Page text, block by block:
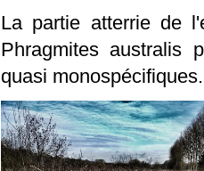
La partie atterrie de
Phragmites australis
quasi monospécifiques.